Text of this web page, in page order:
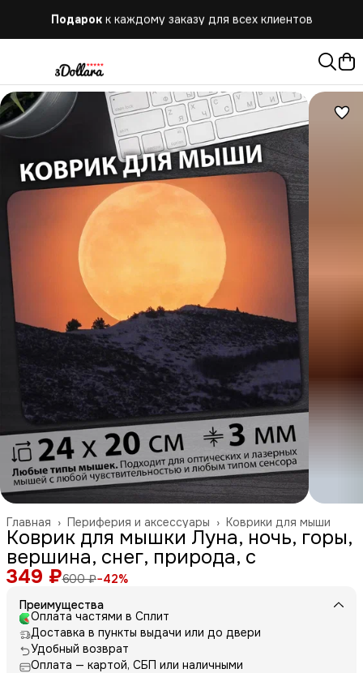
Бесплатная доставка при заказе от 10.000 руб.
Коврики для мыши
Периферия и аксессуары ›
Главная ›
Коврик для мышки Луна, ночь, горы,
вершина, снег, природа, с
349 ₽600 ₽−42%
Преимущества
Оплата частями в Сплит
Доставка в пункты выдачи или до двери
Удобный возврат
Оплата — картой, СБП или наличными